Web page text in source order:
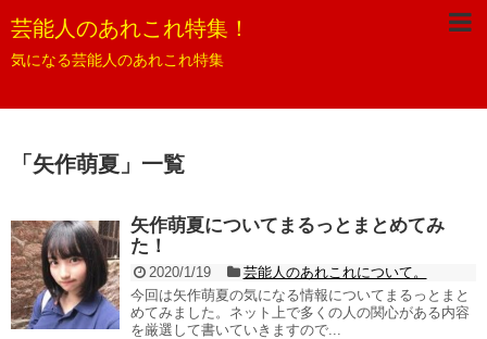
芸能人のあれこれ特集！
気になる芸能人のあれこれ特集
「 矢作萌夏 」 一覧
矢作萌夏についてまるっとまとめてみ
た！
2020/1/19
芸能人のあれこれについて。
今回は矢作萌夏の気になる情報についてまるっとまと
めてみました。ネット上で多くの人の関心がある内容
を厳選して書いていきますので...